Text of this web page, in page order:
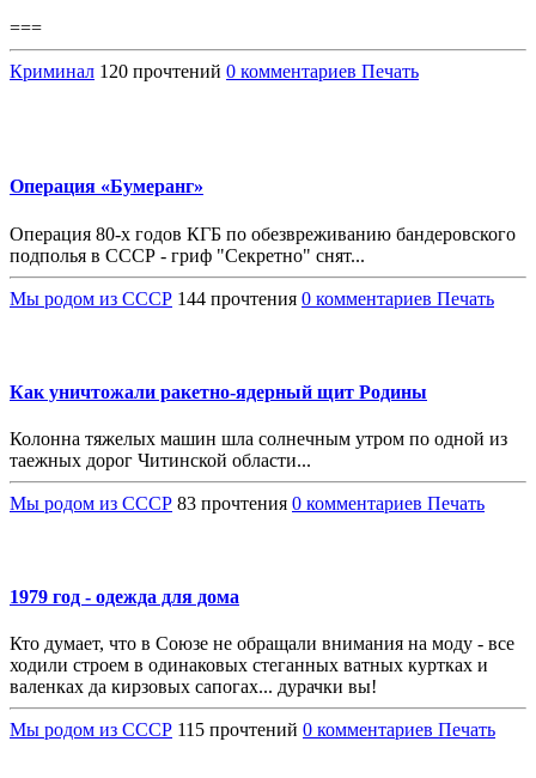
===
Криминал 120 прочтений 0 комментариев Печать
Операция «Бумеранг»
Операция 80-х годов КГБ по обезвреживанию бандеровского
подполья в СССР - гриф "Секретно" снят...
Мы родом из СССР 144 прочтения 0 комментариев Печать
Как уничтожали ракетно-ядерный щит Родины
Колонна тяжелых машин шла солнечным утром по одной из
таежных дорог Читинской области...
Мы родом из СССР 83 прочтения 0 комментариев Печать
1979 год - одежда для дома
Кто думает, что в Союзе не обращали внимания на моду - все
ходили строем в одинаковых стеганных ватных куртках и
валенках да кирзовых сапогах... дурачки вы!
Мы родом из СССР 115 прочтений 0 комментариев Печать